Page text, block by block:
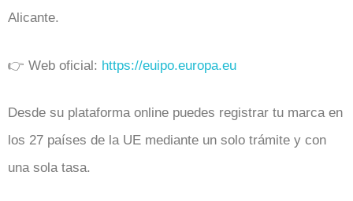
Alicante.
👉 Web oficial: https://euipo.europa.eu
Desde su plataforma online puedes registrar tu marca en
los 27 países de la UE mediante un solo trámite y con
una sola tasa.